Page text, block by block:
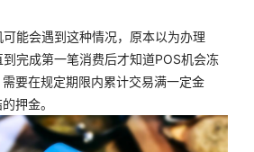
可能会遇到这种情况，原本以为办理
完成第一笔消费后才知道POS机会冻
要在规定期限内累计交易满一定金
押金。